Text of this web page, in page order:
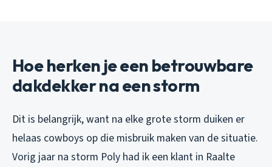
Hoe herken je een betrouwbare
dakdekker na een storm
Dit is belangrijk, want na elke grote storm duiken er
helaas cowboys op die misbruik maken van de situatie.
Vorig jaar na storm Poly had ik een klant in Raalte